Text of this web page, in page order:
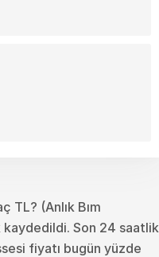
TL? (Anlık Bım
kaydedildi. Son 24 saatlik
fiyatı bugün yüzde